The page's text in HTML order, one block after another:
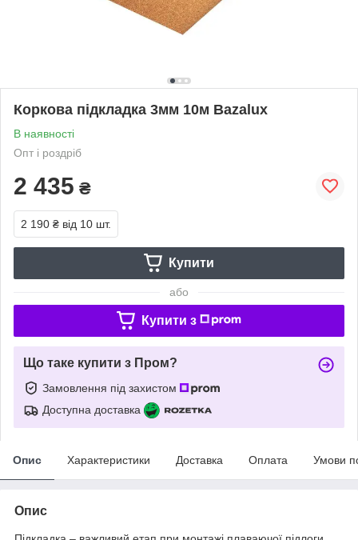
Коркова підкладка 3мм 10м Bazalux
В наявності
Опт і роздріб
2 435 ₴
2 190 ₴ від 10 шт.
Купити
або
Купити з
Що таке купити з Пром?
Замовлення під захистом
Доступна доставка
Опис Характеристики Доставка Оплата Умови
Опис